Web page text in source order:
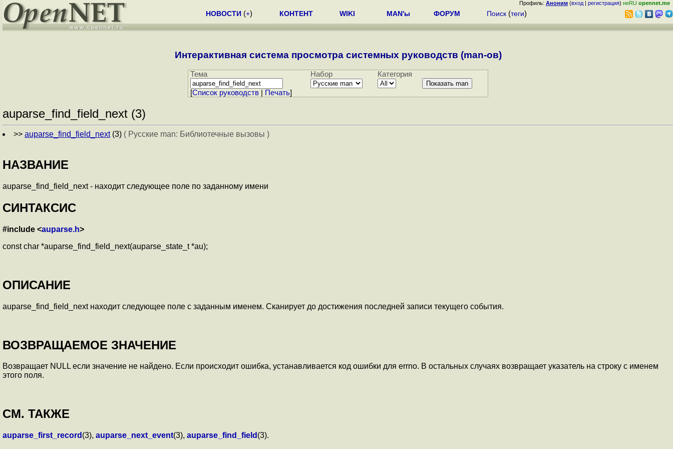
Профиль: Аноним (вход | регистрация) неRU opennet.me
НОВОСТИ (+) КОНТЕНТ WIKI MAN'ы ФОРУМ Поиск (теги)
Интерактивная система просмотра системных руководств (man-ов)
Тема Набор Категория
[Cписок руководств| Печать]
auparse_find_field_next (3)
>> auparse_find_field_next(3) ( Русские man: Библиотечные вызовы )
НАЗВАНИЕ
auparse_find_field_next - находит следующее поле по заданному имени
СИНТАКСИС
#include <auparse.h>
const char *auparse_find_field_next(auparse_state_t *au);
ОПИСАНИЕ
auparse_find_field_next находит следующее поле с заданным именем. Сканирует до достижения последней записи текущего события.
ВОЗВРАЩАЕМОЕ ЗНАЧЕНИЕ
Возвращает NULL если значение не найдено. Если происходит ошибка, устанавливается код ошибки для errno. В остальных случаях возвращает указатель на строку с именем
этого поля.
СМ. ТАКЖЕ
auparse_first_record (3), auparse_next_event(3), auparse_find_field (3).